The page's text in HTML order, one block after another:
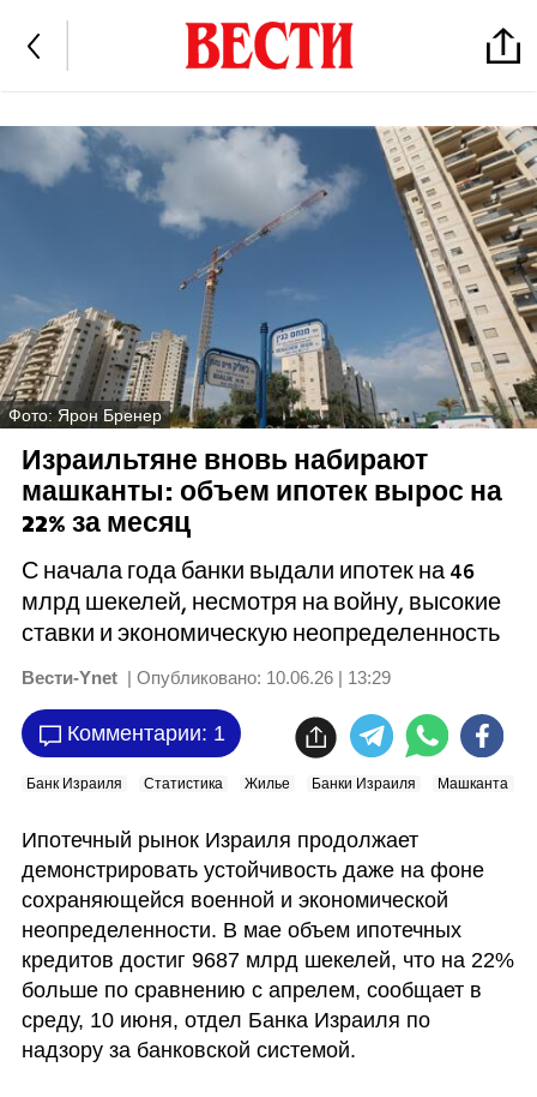
Фото: Ярон Бренер
Израильтяне вновь набирают
машканты: объем ипотек вырос на
22% за месяц
С начала года банки выдали ипотек на 46
млрд шекелей, несмотря на войну, высокие
ставки и экономическую неопределенность
Вести-Ynet | Опубликовано: 10.06.26 | 13:29
Комментарии: 1
Банк Израиля Статистика Жилье Банки Израиля Машканта
Ипотечный рынок Израиля продолжает
демонстрировать устойчивость даже на фоне
сохраняющейся военной и экономической
неопределенности. В мае объем ипотечных
кредитов достиг 9687 млрд шекелей, что на 22%
больше по сравнению с апрелем, сообщает в
среду, 10 июня, отдел Банка Израиля по
надзору за банковской системой.